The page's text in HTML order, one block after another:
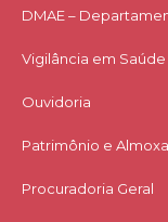
DMAE –
Vigilância em Saúde
Ouvidoria
Patrimônio e
Procuradoria Geral